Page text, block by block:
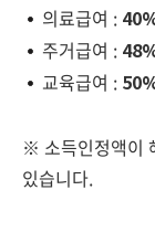
의료급여 :
주거급여 :
교육급여 :
※ 소득인정액이
있습니다.